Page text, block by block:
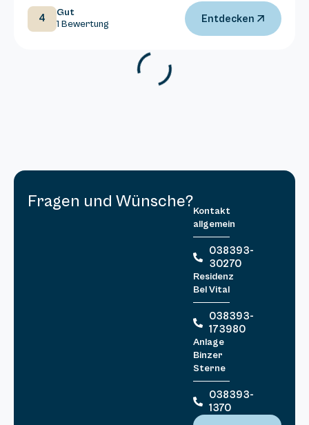
4
Gut
1 Bewertung
Entdecken
Fragen und Wünsche?Kontakt
allgemein
038393-
30270
Residenz
Bel Vital
038393-
173980
Anlage
Binzer
Sterne
038393-
1370